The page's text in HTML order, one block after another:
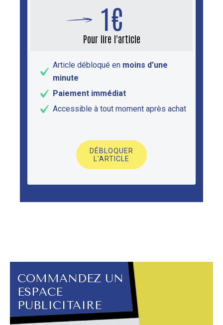
1€
Pour lire l'article
Article débloqué en moins d’une
minute
Paiement immédiat
Accessible à tout moment après achat
DÉBLOQUER
L'ARTICLE
COMMANDEZ UN
ESPACE
PUBLICITAIRE